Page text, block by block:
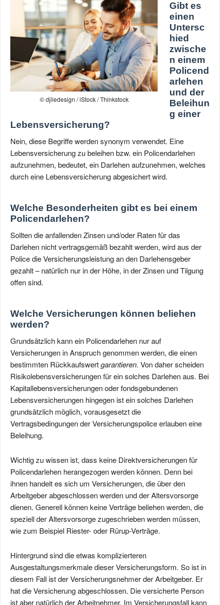
© djiledesign / iStock / Thinkstock
Gibt es
einen
Untersc
hied
zwische
n einem
Policend
arlehen
und der
Beleihun
g einer
Lebensversicherung?
Nein, diese Begriffe werden synonym verwendet. Eine
Lebensversicherung zu beleihen bzw. ein Policendarlehen
aufzunehmen, bedeutet, ein Darlehen aufzunehmen, welches
durch eine Lebensversicherung abgesichert wird.
Welche Besonderheiten gibt es bei einem
Policendarlehen?
Sollten die anfallenden Zinsen und/oder Raten für das
Darlehen nicht vertragsgemäß bezahlt werden, wird aus der
Police die Versicherungsleistung an den Darlehensgeber
gezahlt – natürlich nur in der Höhe, in der Zinsen und Tilgung
offen sind.
Welche Versicherungen können beliehen
werden?
Grundsätzlich kann ein Policendarlehen nur auf
Versicherungen in Anspruch genommen werden, die einen
bestimmten Rückkaufswertgarantieren. Von daher scheiden
Risikolebensversicherungen für ein solches Darlehen aus. Bei
Kapitallebensversicherungen oder fondsgebundenen
Lebensversicherungen hingegen ist ein solches Darlehen
grundsätzlich möglich, vorausgesetzt die
Vertragsbedingungen der Versicherungspolice erlauben eine
Beleihung.
Wichtig zu wissen ist, dass keine Direktversicherungen für
Policendarlehen herangezogen werden können. Denn bei
ihnen handelt es sich um Versicherungen, die über den
Arbeitgeber abgeschlossen werden und der Altersvorsorge
dienen. Generell können keine Verträge beliehen werden, die
speziell der Altersvorsorge zugeschrieben werden müssen,
wie zum Beispiel Riester- oder Rürup-Verträge.
Hintergrund sind die etwas komplizierteren
Ausgestaltungsmerkmale dieser Versicherungsform. So ist in
diesem Fall ist der Versicherungsnehmer der Arbeitgeber. Er
hat die Versicherung abgeschlossen. Die versicherte Person
ist aber natürlich der Arbeitnehmer. Im Versicherungsfall kann